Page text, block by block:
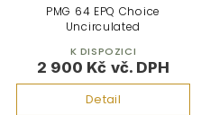
2 900 Kč
Detail
PMG 64 EPQ Choice
Uncirculated
K DISPOZICI